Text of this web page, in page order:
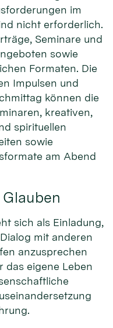
im
nicht erforderlich.
Seminare und
sowie
Formaten. Die
Impulsen und
können die
kreativen,
spirituellen
sowie
am Abend
sich als Einladung,
mit anderen
anzusprechen
das eigene Leben